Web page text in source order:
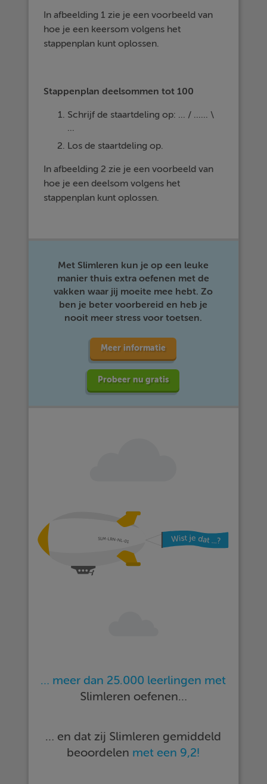
In afbeelding 1 zie je een voorbeeld van
hoe je een keersom volgens het
stappenplan kunt oplossen.
Stappenplan deelsommen tot 100
Schrijf de staartdeling op: ... / ...... \
...
Los de staartdeling op.
In afbeelding 2 zie je een voorbeeld van
hoe je een deelsom volgens het
stappenplan kunt oplossen.
Met Slimleren kun je op een leuke
manier thuis extra oefenen met de
vakken waar jij moeite mee hebt. Zo
ben je beter voorbereid en heb je
nooit meer stress voor toetsen.
Meer informatie
Probeer nu gratis
… meer dan 25.000 leerlingen met
Slimleren oefenen…
… en dat zij Slimleren gemiddeld
beoordelen met een 9,2!